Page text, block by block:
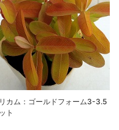
カム：ゴールドフォーム3-3.5
ト